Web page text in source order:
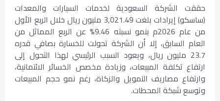
حققت الشركة السعودية لخدمات السيارات والمعدات
(ساسكو) إيرادات بلغت 3,021.49 مليون ريال خلال الربع الأول
من عام 2026م بنمو نسبته 9.46% عن الربع المماثل من
العام السابق، إلا أن الشركة تحولت للخسارة بصافي قدره
23.7 مليون ريال، ويعود السبب الرئيسي لهذا التحول إلى
ارتفاع تكلفة المبيعات، وزيادة مخصص الخسائر الائتمانية،
وارتفاع مصاريف التمويل والزكاة، رغم نمو حجم المبيعات
وتوسع شبكة المحطات.